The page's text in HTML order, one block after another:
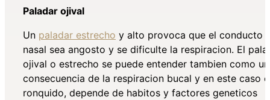
Paladar ojival
Un paladar estrecho y alto provoca que el conducto
nasal sea angosto y se dificulte la respiracion. El
ojival o estrecho se puede entender tambien como
consecuencia de la respiracion bucal y en este caso
ronquido, depende de habitos y factores geneticos